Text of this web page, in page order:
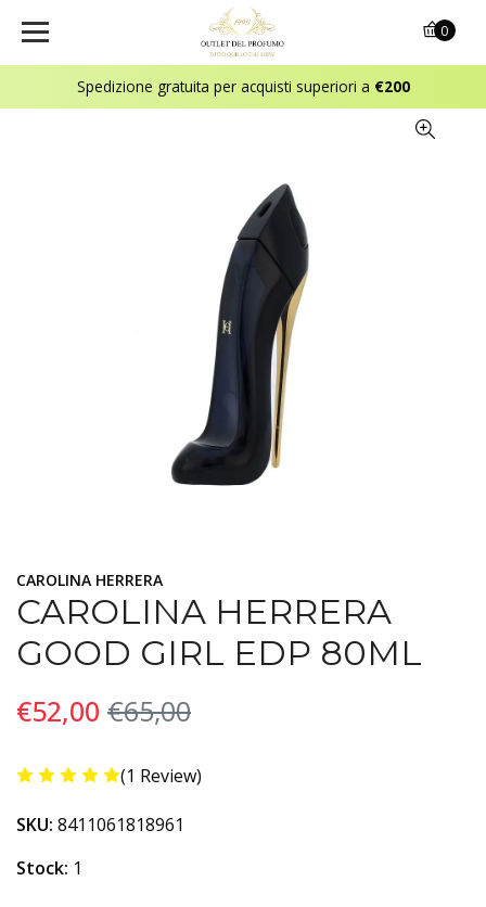
Spedizione gratuita per acquisti superiori a €200
0
CAROLINA HERRERA
CAROLINA HERRERA
GOOD GIRL EDP 80ML
€52,00 €65,00
(1 Review)
SKU: 8411061818961
Stock: 1